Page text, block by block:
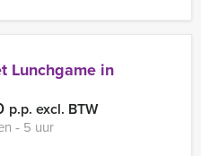
Lunchgame in
p.p. excl. BTW
‐ 5 uur